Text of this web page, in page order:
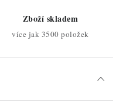
Zboží skladem
více jak 3500 položek